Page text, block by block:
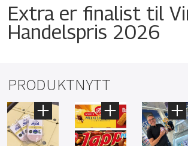
Extra er finalist til
Handelspris 2026
PRODUKTNYTT